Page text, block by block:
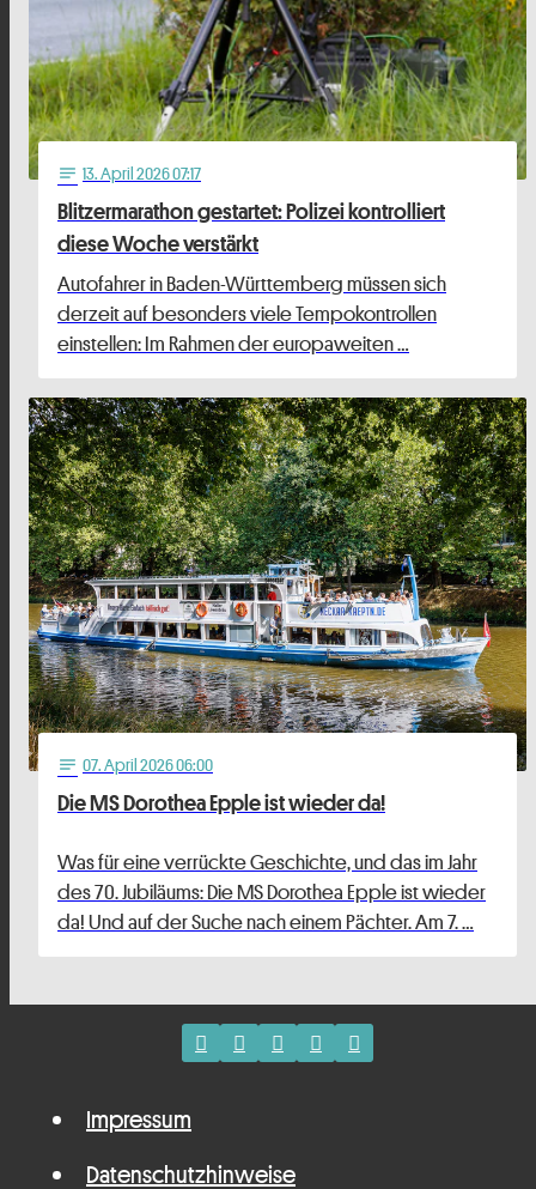
notes 13. April 2026 07:17
Blitzermarathon gestartet: Polizei kontrolliert
diese Woche verstärkt
Autofahrer in Baden-Württemberg müssen sich
derzeit auf besonders viele Tempokontrollen
einstellen: Im Rahmen der europaweiten …
notes 07. April 2026 06:00
Die MS Dorothea Epple ist wieder da!
Was für eine verrückte Geschichte, und das im Jahr
des 70. Jubiläums: Die MS Dorothea Epple ist wieder
da! Und auf der Suche nach einem Pächter. Am 7. …
Impressum
Datenschutzhinweise